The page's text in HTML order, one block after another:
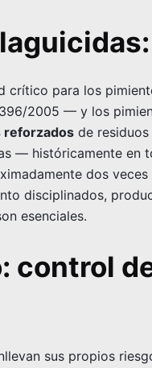
crítico para los
2005 — y los
reforzados de
— históricamente en
dos
disciplinados,
esenciales.
control
sus propios